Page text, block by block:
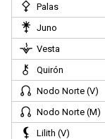
Palas
Juno
Vesta
Quirón
Nodo Norte (V)
Nodo Norte (M)
Lilith (V)